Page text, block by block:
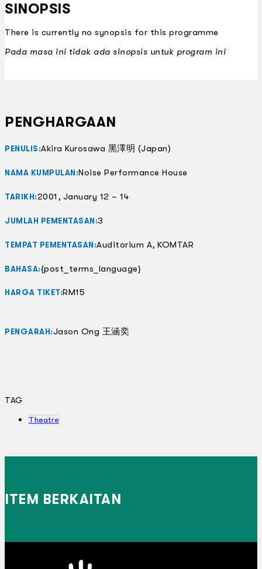
SINOPSIS
There is currently no synopsis for this programme
Pada masa ini tidak ada sinopsis untuk program ini
PENGHARGAAN
PENULIS:Akira Kurosawa 黑澤明 (Japan)
NAMA KUMPULAN:Noise Performance House
TARIKH:2001, January 12 ~ 14
JUMLAH PEMENTASAN:3
TEMPAT PEMENTASAN:Auditorium A, KOMTAR
BAHASA:{post_terms_language}
HARGA TIKET:RM15
PENGARAH:Jason Ong 王涵奕
TAG
Theatre
ITEM BERKAITAN